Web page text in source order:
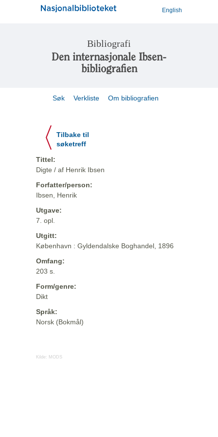
English
Bibliografi
Den internasjonale Ibsen-
bibliografien
Søk Verkliste Om bibliografien
Tilbake til
søketreff
Tittel:
Digte / af Henrik Ibsen
Forfatter/person:
Ibsen, Henrik
Utgave:
7. opl.
Utgitt:
København : Gyldendalske Boghandel, 1896
Omfang:
203 s.
Form/genre:
Dikt
Språk:
Norsk (Bokmål)
Kilde: MODS